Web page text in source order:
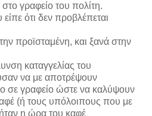
γραφείο του πολίτη.
ότι δεν προβλέπεται
προϊσταμένη, και ξανά στην
καταγγελίας του
να με αποτρέψουν
σε γραφείο ώστε να καλύψουν
(ή τους υπόλοιπους που με
η ώρα του καφέ